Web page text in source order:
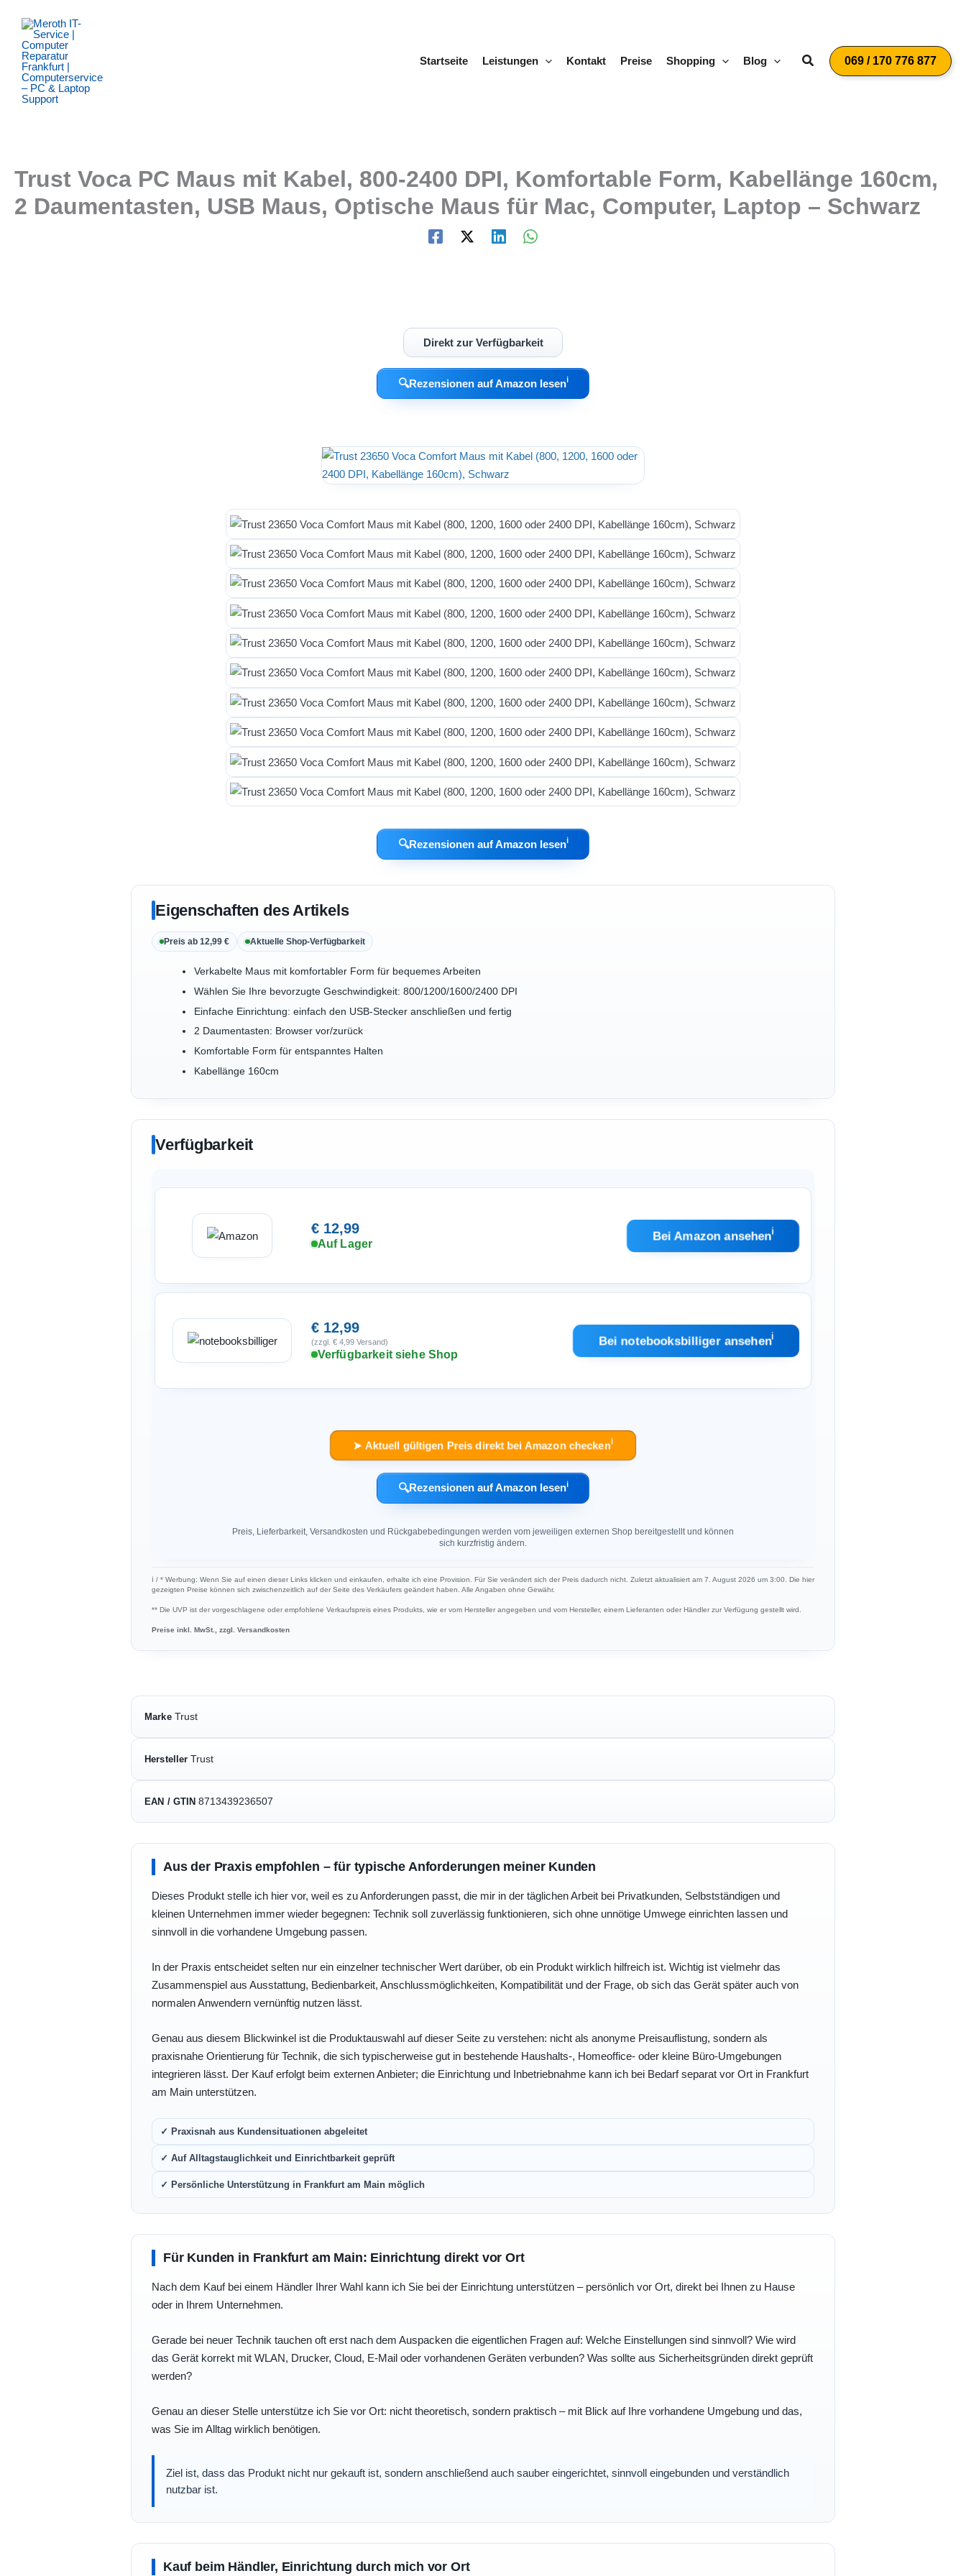
Inhalt
springen
Startseite
Leistungen Kontakt Preise Shopping Blog Suchen069 / 170 776 877
Trust Voca PC Maus mit Kabel, 800-2400 DPI, Komfortable Form, Kabellänge 160cm,
2 Daumentasten, USB Maus, Optische Maus für Mac, Computer, Laptop – Schwarz
Direkt zur Verfügbarkeit
🔍Rezensionen auf Amazon lesenℹ︎
🔍Rezensionen auf Amazon lesenℹ︎
Eigenschaften des Artikels
Preis ab 12,99 € Aktuelle Shop-Verfügbarkeit
Verkabelte Maus mit komfortabler Form für bequemes Arbeiten
Wählen Sie Ihre bevorzugte Geschwindigkeit: 800/1200/1600/2400 DPI
Einfache Einrichtung: einfach den USB-Stecker anschließen und fertig
2 Daumentasten: Browser vor/zurück
Komfortable Form für entspanntes Halten
Kabellänge 160cm
Verfügbarkeit
€ 12,99
Auf Lager
Bei Amazon ansehenℹ︎
€ 12,99
(zzgl. € 4,99 Versand)
Verfügbarkeit siehe Shop
Bei notebooksbilliger ansehenℹ︎
➤ Aktuell gültigen Preis direkt bei Amazon checkenℹ︎
🔍Rezensionen auf Amazon lesenℹ︎
Preis, Lieferbarkeit, Versandkosten und Rückgabebedingungen werden vom jeweiligen externen Shop bereitgestellt und können
sich kurzfristig ändern.
ℹ︎ / * Werbung: Wenn Sie auf einen dieser Links klicken und einkaufen, erhalte ich eine Provision. Für Sie verändert sich der Preis dadurch nicht. Zuletzt aktualisiert am 7. August 2026 um 3:00. Die hier
gezeigten Preise können sich zwischenzeitlich auf der Seite des Verkäufers geändert haben. Alle Angaben ohne Gewähr.
** Die UVP ist der vorgeschlagene oder empfohlene Verkaufspreis eines Produkts, wie er vom Hersteller angegeben und vom Hersteller, einem Lieferanten oder Händler zur Verfügung gestellt wird.
Preise inkl. MwSt., zzgl. Versandkosten
Marke Trust
Hersteller Trust
EAN / GTIN 8713439236507
Aus der Praxis empfohlen – für typische Anforderungen meiner Kunden
Dieses Produkt stelle ich hier vor, weil es zu Anforderungen passt, die mir in der täglichen Arbeit bei Privatkunden, Selbstständigen und
kleinen Unternehmen immer wieder begegnen: Technik soll zuverlässig funktionieren, sich ohne unnötige Umwege einrichten lassen und
sinnvoll in die vorhandene Umgebung passen.
In der Praxis entscheidet selten nur ein einzelner technischer Wert darüber, ob ein Produkt wirklich hilfreich ist. Wichtig ist vielmehr das
Zusammenspiel aus Ausstattung, Bedienbarkeit, Anschlussmöglichkeiten, Kompatibilität und der Frage, ob sich das Gerät später auch von
normalen Anwendern vernünftig nutzen lässt.
Genau aus diesem Blickwinkel ist die Produktauswahl auf dieser Seite zu verstehen: nicht als anonyme Preisauflistung, sondern als
praxisnahe Orientierung für Technik, die sich typischerweise gut in bestehende Haushalts-, Homeoffice- oder kleine Büro-Umgebungen
integrieren lässt. Der Kauf erfolgt beim externen Anbieter; die Einrichtung und Inbetriebnahme kann ich bei Bedarf separat vor Ort in Frankfurt
am Main unterstützen.
✓ Praxisnah aus Kundensituationen abgeleitet
✓ Auf Alltagstauglichkeit und Einrichtbarkeit geprüft
✓ Persönliche Unterstützung in Frankfurt am Main möglich
Für Kunden in Frankfurt am Main: Einrichtung direkt vor Ort
Nach dem Kauf bei einem Händler Ihrer Wahl kann ich Sie bei der Einrichtung unterstützen – persönlich vor Ort, direkt bei Ihnen zu Hause
oder in Ihrem Unternehmen.
Gerade bei neuer Technik tauchen oft erst nach dem Auspacken die eigentlichen Fragen auf: Welche Einstellungen sind sinnvoll? Wie wird
das Gerät korrekt mit WLAN, Drucker, Cloud, E-Mail oder vorhandenen Geräten verbunden? Was sollte aus Sicherheitsgründen direkt geprüft
werden?
Genau an dieser Stelle unterstütze ich Sie vor Ort: nicht theoretisch, sondern praktisch – mit Blick auf Ihre vorhandene Umgebung und das,
was Sie im Alltag wirklich benötigen.
Ziel ist, dass das Produkt nicht nur gekauft ist, sondern anschließend auch sauber eingerichtet, sinnvoll eingebunden und verständlich
nutzbar ist.
Kauf beim Händler, Einrichtung durch mich vor Ort